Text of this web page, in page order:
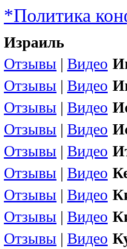
*Политика
Израиль
Отзывы | Видео
Отзывы | Видео
Отзывы | Видео
Отзывы | Видео
Отзывы | Видео
Отзывы | Видео
Отзывы | Видео
Отзывы | Видео
Отзывы | Видео